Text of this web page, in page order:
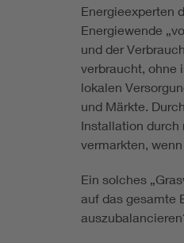
Energieexperten
Energiewende
und der
verbraucht, ohne
lokalen
und Märkte.
Installation durch
vermarkten,
Ein solches
auf das gesamte